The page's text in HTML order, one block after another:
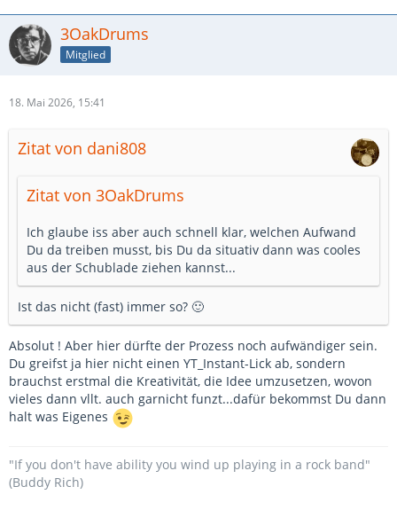
3OakDrums
Mitglied
18. Mai 2026, 15:41
Zitat von dani808
Zitat von 3OakDrums
Ich glaube iss aber auch schnell klar, welchen Aufwand
Du da treiben musst, bis Du da situativ dann was cooles
aus der Schublade ziehen kannst...
Ist das nicht (fast) immer so? 🙂
Absolut ! Aber hier dürfte der Prozess noch aufwändiger sein.
Du greifst ja hier nicht einen YT_Instant-Lick ab, sondern
brauchst erstmal die Kreativität, die Idee umzusetzen, wovon
vieles dann vllt. auch garnicht funzt...dafür bekommst Du dann
halt was Eigenes
"If you don't have ability you wind up playing in a rock band"
(Buddy Rich)